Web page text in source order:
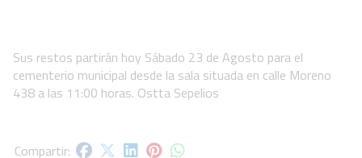
Sus restos partirán hoy Sábado 23 de Agosto para el
cementerio municipal desde la sala situada en calle Moreno
438 a las 11:00 horas. Ostta Sepelios